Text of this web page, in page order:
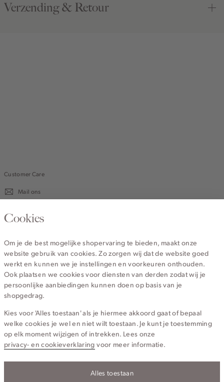
Verzending & Retour
Customer Care
Mail ons
020 - 3412 670
Service
Wij zijn Cotton Club
Topcategorieën voor jou
Privacy- en cookieverklaringAlgemene Voorwaarden
Cookies
Om je de best mogelijke shopervaring te bieden, maakt onze
website gebruik van cookies. Zo zorgen wij dat de website goed
werkt en kunnen we je instellingen en voorkeuren onthouden.
Ook plaatsen we cookies voor diensten van derden zodat wij je
persoonlijke aanbiedingen kunnen doen op basis van je
shopgedrag.
Kies voor 'Alles toestaan' als je hiermee akkoord gaat of bepaal
welke cookies je wel en niet wilt toestaan. Je kunt je toestemming
op elk moment wijzigen of intrekken. Lees onze
privacy- en cookieverklaring voor meer informatie.
Alles toestaan